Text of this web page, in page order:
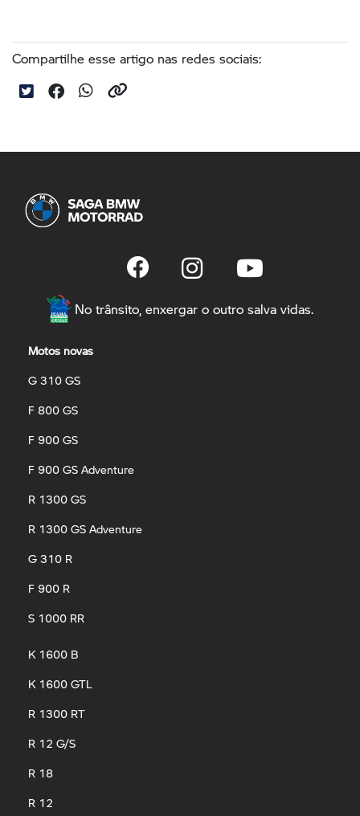
Compartilhe esse artigo nas redes sociais:
No trânsito, enxergar o outro salva vidas.
Motos novas
G 310 GS
F 800 GS
F 900 GS
F 900 GS Adventure
R 1300 GS
R 1300 GS Adventure
G 310 R
F 900 R
S 1000 RR
K 1600 B
K 1600 GTL
R 1300 RT
R 12 G/S
R 18
R 12